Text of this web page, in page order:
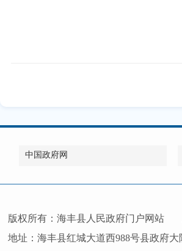
中国政府网
版权所有：海丰县人民政府门户网站
地址：海丰县红城大道西988号县政府大